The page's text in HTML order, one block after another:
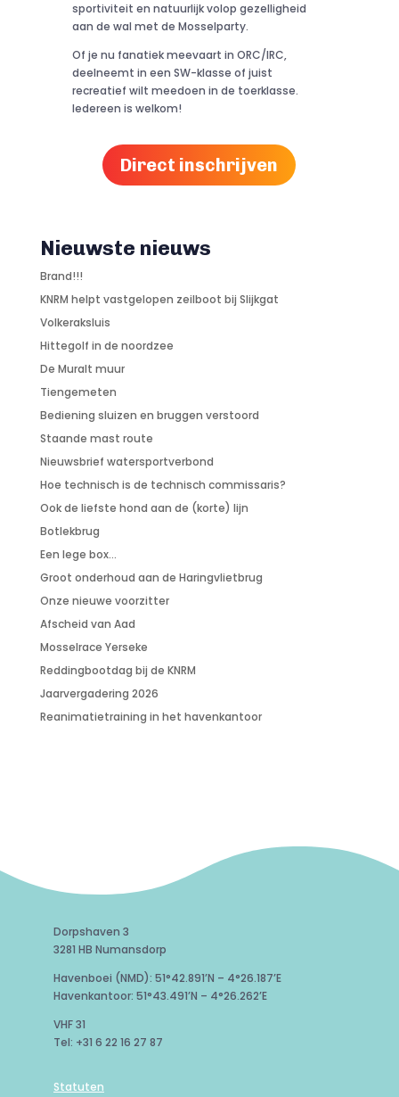
sportiviteit en natuurlijk volop gezelligheid
aan de wal met de Mosselparty.
Of je nu fanatiek meevaart in ORC/IRC,
deelneemt in een SW-klasse of juist
recreatief wilt meedoen in de toerklasse.
Iedereen is welkom!
Direct inschrijven
Nieuwste nieuws
Brand!!!
KNRM helpt vastgelopen zeilboot bij Slijkgat
Volkeraksluis
Hittegolf in de noordzee
De Muralt muur
Tiengemeten
Bediening sluizen en bruggen verstoord
Staande mast route
Nieuwsbrief watersportverbond
Hoe technisch is de technisch commissaris?
Ook de liefste hond aan de (korte) lijn
Botlekbrug
Een lege box…
Groot onderhoud aan de Haringvlietbrug
Onze nieuwe voorzitter
Afscheid van Aad
Mosselrace Yerseke
Reddingbootdag bij de KNRM
Jaarvergadering 2026
Reanimatietraining in het havenkantoor
Dorpshaven 3
3281 HB Numansdorp
Havenboei (NMD): 51°42.891’N – 4°26.187’E
Havenkantoor: 51°43.491’N – 4°26.262’E
VHF 31
Tel: +31 6 22 16 27 87
Statuten